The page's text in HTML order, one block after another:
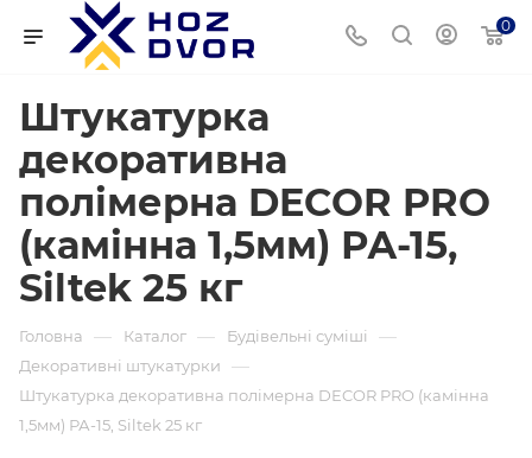
0
Штукатурка
декоративна
полімерна DECOR PRO
(камінна 1,5мм) РА-15,
Siltek 25 кг
Головна — Каталог — Будівельні суміші —
Декоративні штукатурки —
Штукатурка декоративна полімерна DECOR PRO (камінна
1,5мм) РА-15, Siltek 25 кг